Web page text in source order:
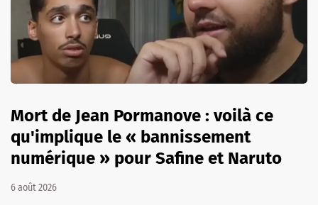
Mort de Jean Pormanove : voilà ce
qu'implique le « bannissement
numérique » pour Safine et Naruto
6 août 2026